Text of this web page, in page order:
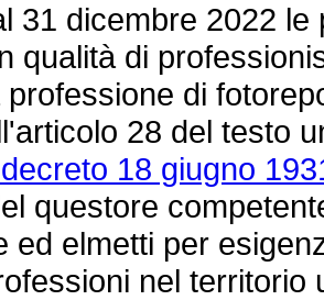
dicembre 2022 le
qualità di
di
28 del testo
18 giugno
questore
ed elmetti per
nel territorio